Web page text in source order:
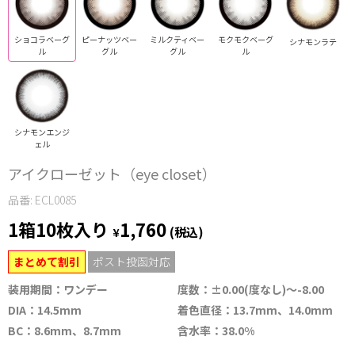
ショコラベーグ
ル
ピーナッツベー
グル
ミルクティベー
グル
モクモクベーグ
ル
シナモンラテ
シナモンエンジ
ェル
アイクローゼット（eye closet）
品番: ECL0085
1箱10枚入り ¥1,760 (税込)
まとめて割引
ポスト投函対応
装用期間：ワンデー
度数：±0.00(度なし)～-8.00
DIA：14.5mm
着色直径：13.7mm、14.0mm
BC：8.6mm、8.7mm
含水率：38.0%